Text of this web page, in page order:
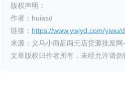
版权声明：
作者：huiasd
链接： https://www.ywlyd.com/
来源：义乌小商品两元店货源批发
文章版权归作者所有，未经允许请勿